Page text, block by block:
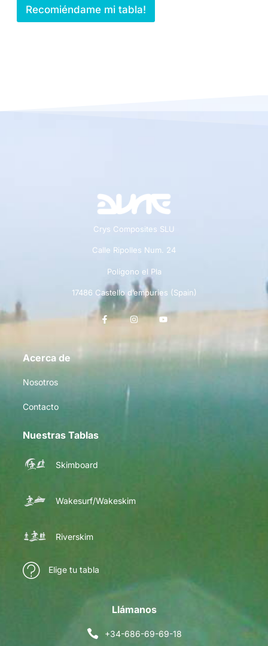
Recomiéndame mi tabla!
Crys Composites SLU
Calle Ripolles Num. 24
Polígono el Pla
17486 Castello d’empuries (Spain)
Acerca de
Nosotros
Contacto
Nuestras Tablas
Skimboard
Wakesurf/Wakeskim
Riverskim
Elige tu tabla
Llámanos
+34-686-69-69-18